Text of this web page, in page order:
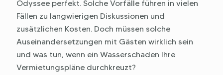
Odyssee perfekt. Solche Vorfälle führen in vielen
Fällen zu langwierigen Diskussionen und
zusätzlichen Kosten. Doch müssen solche
Auseinandersetzungen mit Gästen wirklich sein
und was tun, wenn ein Wasserschaden Ihre
Vermietungspläne durchkreuzt?